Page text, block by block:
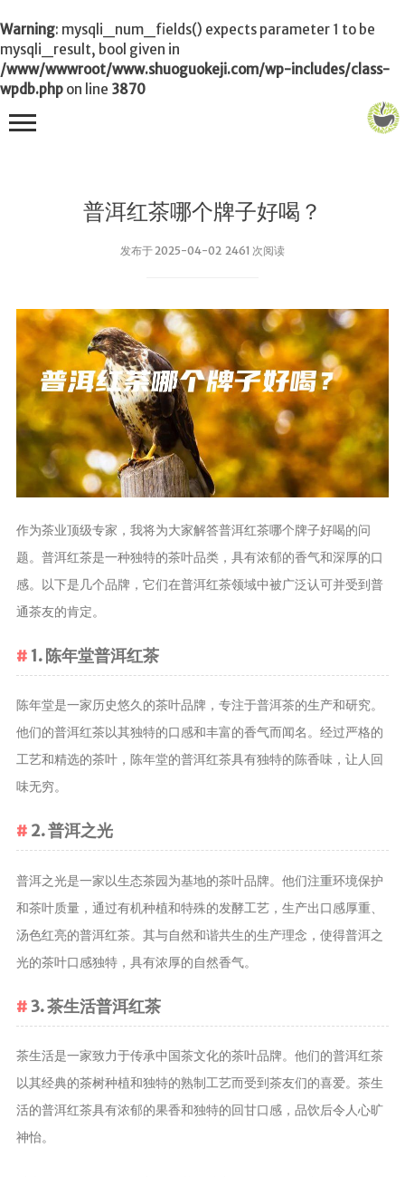
Warning: mysqli_num_fields() expects parameter 1 to be
mysqli_result, bool given in
/www/wwwroot/www.shuoguokeji.com/wp-includes/class-
wpdb.php on line 3870
普洱红茶哪个牌子好喝？
发布于 2025-04-02 2461 次阅读
作为茶业顶级专家，我将为大家解答普洱红茶哪个牌子好喝的问
题。普洱红茶是一种独特的茶叶品类，具有浓郁的香气和深厚的口
感。以下是几个品牌，它们在普洱红茶领域中被广泛认可并受到普
通茶友的肯定。
1. 陈年堂普洱红茶
陈年堂是一家历史悠久的茶叶品牌，专注于普洱茶的生产和研究。
他们的普洱红茶以其独特的口感和丰富的香气而闻名。经过严格的
工艺和精选的茶叶，陈年堂的普洱红茶具有独特的陈香味，让人回
味无穷。
2. 普洱之光
普洱之光是一家以生态茶园为基地的茶叶品牌。他们注重环境保护
和茶叶质量，通过有机种植和特殊的发酵工艺，生产出口感厚重、
汤色红亮的普洱红茶。其与自然和谐共生的生产理念，使得普洱之
光的茶叶口感独特，具有浓厚的自然香气。
3. 茶生活普洱红茶
茶生活是一家致力于传承中国茶文化的茶叶品牌。他们的普洱红茶
以其经典的茶树种植和独特的熟制工艺而受到茶友们的喜爱。茶生
活的普洱红茶具有浓郁的果香和独特的回甘口感，品饮后令人心旷
神怡。
首页
品茶
泡茶
茶品
饮茶技巧
茶叶品种和
类别
花茶
茶叶生产和
制作
茶包和袋泡茶
养生茶
茶文化
茶叶历史
茶叶品鉴
茶叶教育
茶叶鉴赏